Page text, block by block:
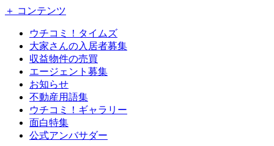
＋ コンテンツ
ウチコミ！タイムズ
大家さんの入居者募集
収益物件の売買
エージェント募集
お知らせ
不動産用語集
ウチコミ！ギャラリー
面白特集
公式アンバサダー